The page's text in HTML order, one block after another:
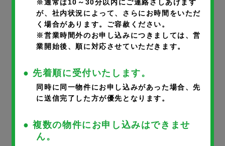
部屋番号※
申込者氏名※
※通常は10～30分以内にご連絡さしあげます
が、社内状況によって、さらにお時間をいただ
く場合があります。ご容赦ください。
※営業時間外のお申し込みにつきましては、営
業開始後、順に対応させていただきます。
● 先着順に受付いたします。
同時に同一物件にお申し込みがあった場合、先
に送信完了した方が優先となります。
● 複数の物件にお申し込みはできませ
ん。